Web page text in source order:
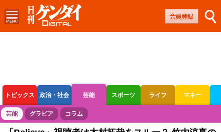
トピックス 政治・社会 芸能 スポーツ ライフ マネー
ボートレース 競輪 オートレース
芸能 グラビア コラム